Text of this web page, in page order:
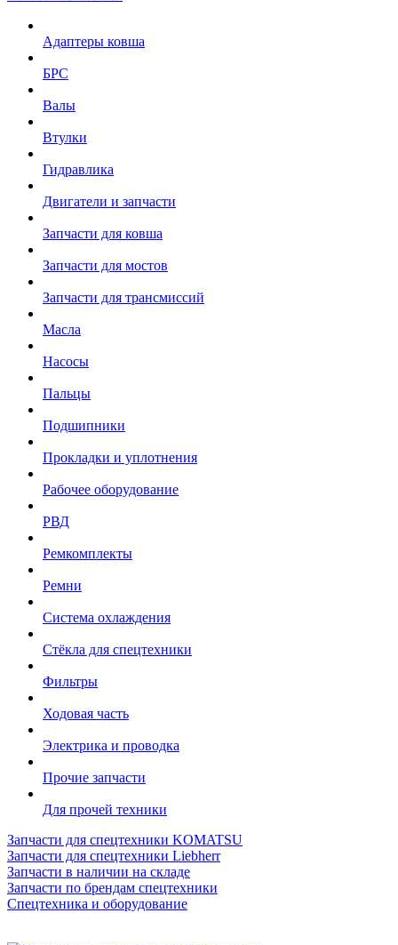
Адаптеры ковша
БРС
Валы
Втулки
Гидравлика
Двигатели и запчасти
Запчасти для ковша
Запчасти для мостов
Запчасти для трансмиссий
Масла
Насосы
Пальцы
Подшипники
Прокладки и уплотнения
Рабочее оборудование
РВД
Ремкомплекты
Ремни
Система охлаждения
Стёкла для спецтехники
Фильтры
Ходовая часть
Электрика и проводка
Прочие запчасти
Для прочей техники
Запчасти для спецтехники KOMATSU
Запчасти для спецтехники Liebherr
Запчасти в наличии на складе
Запчасти по брендам спецтехники
Спецтехника и оборудование